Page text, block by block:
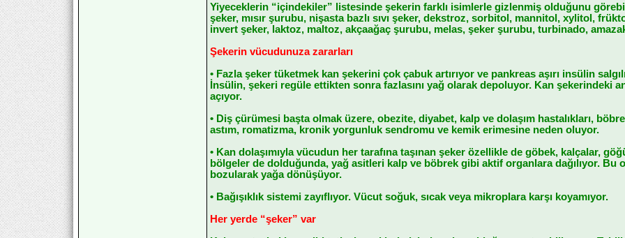
Yiyeceklerin “içindekiler” listesinde şekerin farklı isimlerle gizlenmiş olduğunu
şeker, mısır şurubu, nişasta bazlı sıvı şeker, dekstroz, sorbitol, mannitol, xylitol,
invert şeker, laktoz, maltoz, akçaağaç şurubu, melas, şeker şurubu, turbinado,
Şekerin vücudunuza zararları
• Fazla şeker tüketmek kan şekerini çok çabuk artırıyor ve pankreas aşırı insülin
İnsülin, şekeri regüle ettikten sonra fazlasını yağ olarak depoluyor. Kan şekerindeki
açıyor.
• Diş çürümesi başta olmak üzere, obezite, diyabet, kalp ve dolaşım hastalıkları,
astım, romatizma, kronik yorgunluk sendromu ve kemik erimesine neden oluyor.
• Kan dolaşımıyla vücudun her tarafına taşınan şeker özellikle de göbek, kalçalar,
bölgeler de dolduğunda, yağ asitleri kalp ve böbrek gibi aktif organlara dağılıyor. Bu
bozularak yağa dönüşüyor.
• Bağışıklık sistemi zayıflıyor. Vücut soğuk, sıcak veya mikroplara karşı koyamıyor.
Her yerde “şeker” var